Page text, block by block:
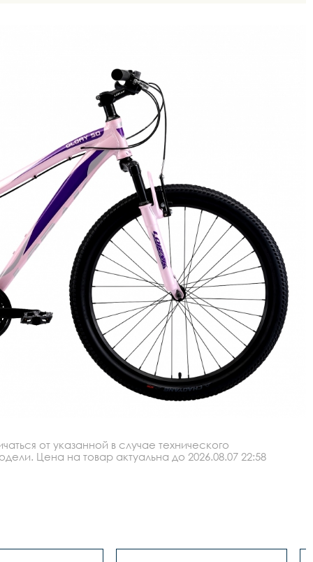
от указанной в случае технического
Цена на товар актуальна до 2026.08.07 22:58